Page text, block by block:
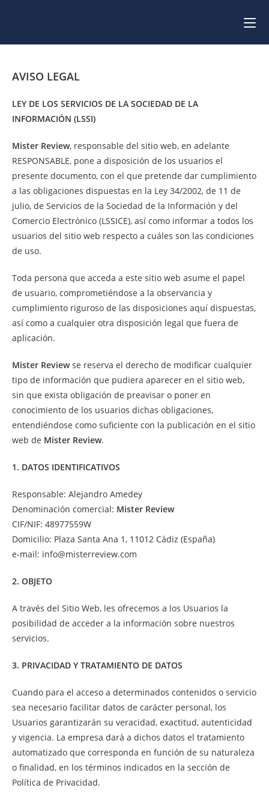
AVISO LEGAL
LEY DE LOS SERVICIOS DE LA SOCIEDAD DE LA
INFORMACIÓN (LSSI)
Mister Review, responsable del sitio web, en adelante
RESPONSABLE, pone a disposición de los usuarios el
presente documento, con el que pretende dar cumplimiento
a las obligaciones dispuestas en la Ley 34/2002, de 11 de
julio, de Servicios de la Sociedad de la Información y del
Comercio Electrónico (LSSICE), así como informar a todos los
usuarios del sitio web respecto a cuáles son las condiciones
de uso.
Toda persona que acceda a este sitio web asume el papel
de usuario, comprometiéndose a la observancia y
cumplimiento riguroso de las disposiciones aquí dispuestas,
así como a cualquier otra disposición legal que fuera de
aplicación.
Mister Reviewse reserva el derecho de modificar cualquier
tipo de información que pudiera aparecer en el sitio web,
sin que exista obligación de preavisar o poner en
conocimiento de los usuarios dichas obligaciones,
entendiéndose como suficiente con la publicación en el sitio
web de Mister Review.
1. DATOS IDENTIFICATIVOS
Responsable: Alejandro Amedey
Denominación comercial: Mister Review
CIF/NIF: 48977559W
Domicilio: Plaza Santa Ana 1, 11012 Cádiz (España)
e-mail: info@misterreview.com
2. OBJETO
A través del Sitio Web, les ofrecemos a los Usuarios la
posibilidad de acceder a la información sobre nuestros
servicios.
3. PRIVACIDAD Y TRATAMIENTO DE DATOS
Cuando para el acceso a determinados contenidos o servicio
sea necesario facilitar datos de carácter personal, los
Usuarios garantizarán su veracidad, exactitud, autenticidad
y vigencia. La empresa dará a dichos datos el tratamiento
automatizado que corresponda en función de su naturaleza
o finalidad, en los términos indicados en la sección de
Política de Privacidad.